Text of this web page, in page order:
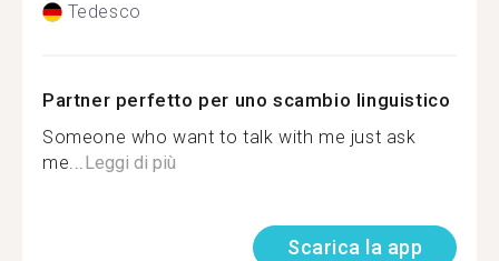
Tedesco
Partner perfetto per uno scambio linguistico
Someone who want to talk with me just ask
me...Leggi di più
Scarica la app